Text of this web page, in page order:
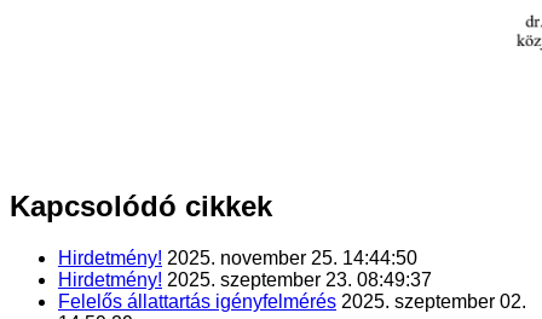
Kapcsolódó cikkek
Hirdetmény! 2025. november 25. 14:44:50
Hirdetmény! 2025. szeptember 23. 08:49:37
Felelős állattartás igényfelmérés 2025. szeptember 02.